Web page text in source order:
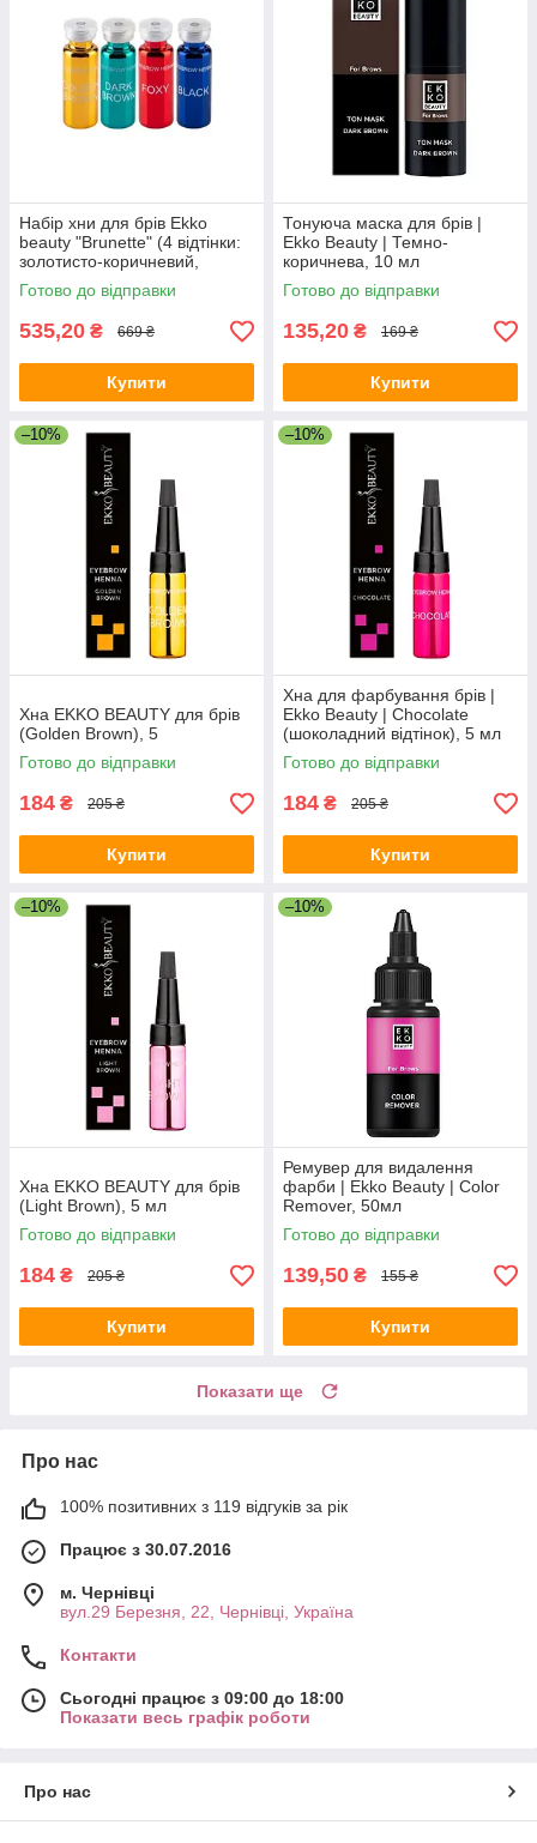
Набір хни для брів Ekko
beauty "Brunette" (4 відтінки:
золотисто-коричневий,
темно-коричневий, чорний,
рудий)
Готово до відправки
535,20 ₴ 669 ₴
Купити
Тонуюча маска для брів |
Ekko Beauty | Темно-
коричнева, 10 мл
Готово до відправки
135,20 ₴ 169 ₴
Купити
–10%
Хна EKKO BEAUTY для брів
(Golden Brown), 5
Готово до відправки
184 ₴ 205 ₴
Купити
–10%
Хна для фарбування брів |
Ekko Beauty | Chocolate
(шоколадний відтінок), 5 мл
Готово до відправки
184 ₴ 205 ₴
Купити
–10%
Хна EKKO BEAUTY для брів
(Light Brown), 5 мл
Готово до відправки
184 ₴ 205 ₴
Купити
–10%
Ремувер для видалення
фарби | Ekko Beauty | Color
Remover, 50мл
Готово до відправки
139,50 ₴ 155 ₴
Купити
Показати ще
Про нас
100% позитивних з 119 відгуків за рік
Працює з 30.07.2016
м. Чернівці
вул.29 Березня, 22, Чернівці, Україна
Контакти
Сьогодні працює з 09:00 до 18:00
Показати весь графік роботи
Про нас